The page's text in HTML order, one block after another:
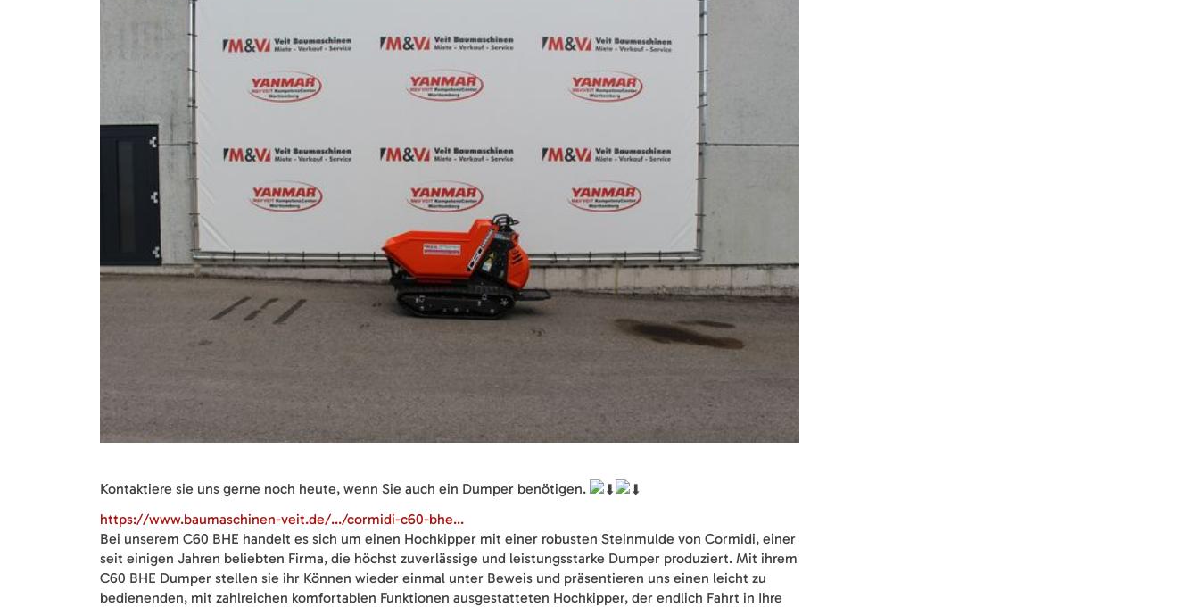
Kontaktiere sie uns gerne noch heute, wenn Sie auch ein Dumper benötigen.
https://www.baumaschinen-veit.de/.../cormidi-c60-bhe...
Bei unserem C60 BHE handelt es sich um einen Hochkipper mit einer robusten Steinmulde von Cormidi, einer
seit einigen Jahren beliebten Firma, die höchst zuverlässige und leistungsstarke Dumper produziert. Mit ihrem
C60 BHE Dumper stellen sie ihr Können wieder einmal unter Beweis und präsentieren uns einen leicht zu
bedienenden, mit zahlreichen komfortablen Funktionen ausgestatteten Hochkipper, der endlich Fahrt in Ihre